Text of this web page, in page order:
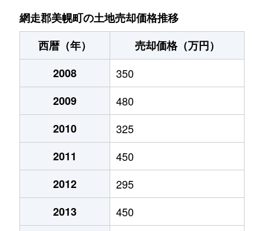
網走郡美幌町の土地売却価格推移
西暦（年）
売却価格（万円）
2008
350
2009
480
2010
325
2011
450
2012
295
2013
450